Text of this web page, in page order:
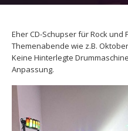
Eher CD-Schupser für Rock und
Themenabende wie z.B.
Keine Hinterlegte
Anpassung.